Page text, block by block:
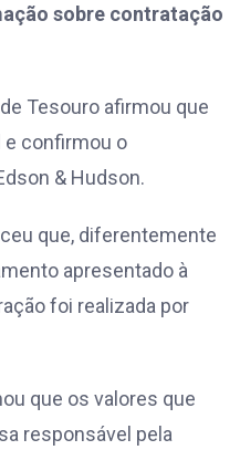
sobre contratação
Tesouro afirmou que
e confirmou o
& Hudson.
que, diferentemente
apresentado à
foi realizada por
que os valores que
responsável pela